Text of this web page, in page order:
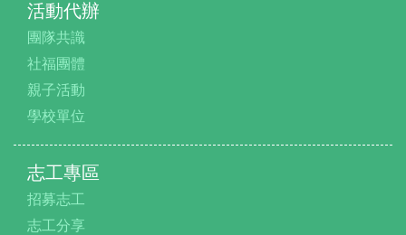
活動代辦
團隊共識
社福團體
親子活動
學校單位
志工專區
招募志工
志工分享